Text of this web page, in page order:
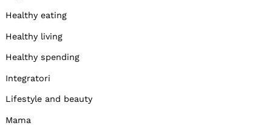
Healthy eating
Healthy living
Healthy spending
Integratori
Lifestyle and beauty
Mama